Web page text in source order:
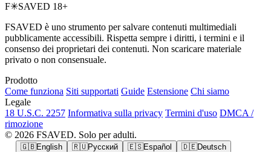
F✳SAVED 18+
FSAVED è uno strumento per salvare contenuti multimediali
pubblicamente accessibili. Rispetta sempre i diritti, i termini e il
consenso dei proprietari dei contenuti. Non scaricare materiale
privato o non consensuale.
Prodotto
Come funziona Siti supportati Guide Estensione Chi siamo
Legale
18 U.S.C. 2257 Informativa sulla privacy Termini d'uso DMCA /
rimozione
© 2026 FSAVED. Solo per adulti.
🇬🇧English 🇷🇺Русский 🇪🇸Español 🇩🇪Deutsch